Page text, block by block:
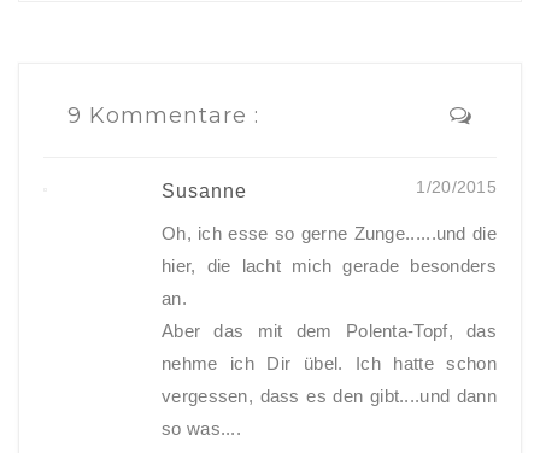
9 Kommentare :
Susanne 1/20/2015
Oh, ich esse so gerne Zunge......und die
hier, die lacht mich gerade besonders
an.
Aber das mit dem Polenta-Topf, das
nehme ich Dir übel. Ich hatte schon
vergessen, dass es den gibt....und dann
so was....